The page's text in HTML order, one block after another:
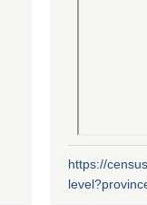
https://